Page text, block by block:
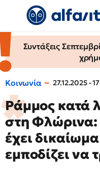
Συντάξεις
Κοινωνία 27.12.2025 -
Ράμμος κατά
στη Φλώρινα:
έχει
εμποδίζει να